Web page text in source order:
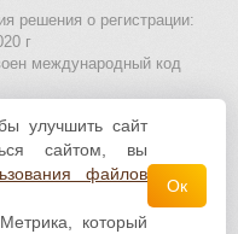
решения о регистрации:
г
международный код
конкурсы для детей
| Политика обработки и
полицензии Creative
улучшить сайт
сайтом, вы
файлов
который
Ок